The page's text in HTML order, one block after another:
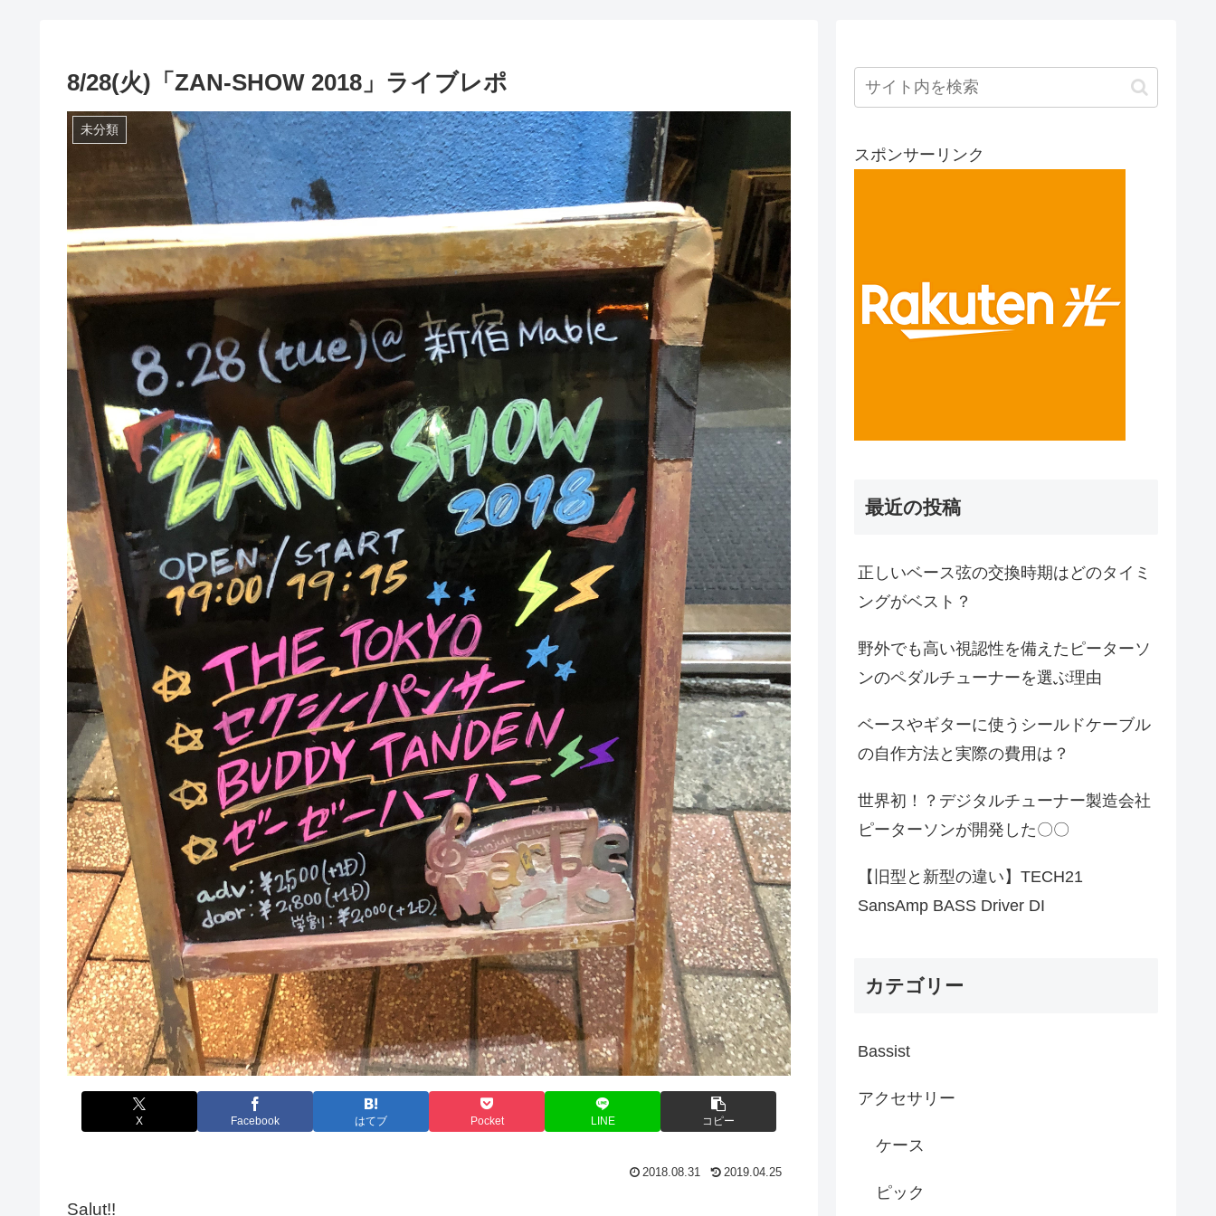
8/28(火)「ZAN-SHOW 2018」ライブレポ
未分類
X Facebook はてブ Pocket LINE コピー
2018.08.31 2019.04.25
Salut!!
スポンサーリンク
最近の投稿
正しいベース弦の交換時期はどのタイミ
ングがベスト？
野外でも高い視認性を備えたピーターソ
ンのペダルチューナーを選ぶ理由
ベースやギターに使うシールドケーブル
の自作方法と実際の費用は？
世界初！？デジタルチューナー製造会社
ピーターソンが開発した〇〇
【旧型と新型の違い】TECH21
SansAmp BASS Driver DI
カテゴリー
Bassist
アクセサリー
ケース
ピック